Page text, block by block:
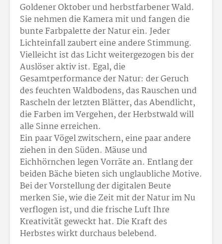
Goldener Oktober und herbstfarbener Wald.
Sie nehmen die Kamera mit und fangen die
bunte Farbpalette der Natur ein. Jeder
Lichteinfall zaubert eine andere Stimmung.
Vielleicht ist das Licht weitergezogen bis der
Auslöser aktiv ist. Egal, die
Gesamtperformance der Natur: der Geruch
des feuchten Waldbodens, das Rauschen und
Rascheln der letzten Blätter, das Abendlicht,
die Farben im Vergehen, der Herbstwald will
alle Sinne erreichen.
Ein paar Vögel zwitschern, eine paar andere
ziehen in den Süden. Mäuse und
Eichhörnchen legen Vorräte an. Entlang der
beiden Bäche bieten sich unglaubliche Motive.
Bei der Vorstellung der digitalen Beute
merken Sie, wie die Zeit mit der Natur im Nu
verflogen ist, und die frische Luft Ihre
Kreativität geweckt hat. Die Kraft des
Herbstes wirkt durchaus belebend.